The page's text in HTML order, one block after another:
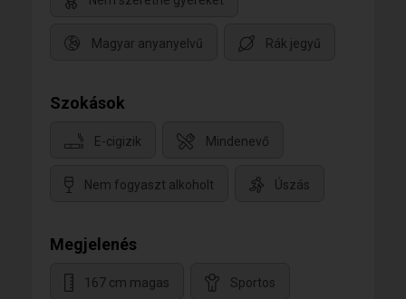
Magyar anyanyelvű Rák jegyű
Szokások
E-cigizik Mindenevő
Nem fogyaszt alkoholt Úszás
Megjelenés
167 cm magas Sportos